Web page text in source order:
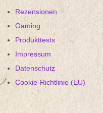
Rezensionen
Gaming
Produkttests
Impressum
Datenschutz
Cookie-Richtlinie (EU)